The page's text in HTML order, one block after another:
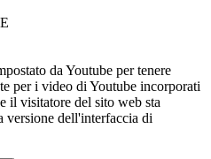
da Youtube per tenere
per i video di Youtube incorporati
il visitatore del sito web sta
versione dell'interfaccia di